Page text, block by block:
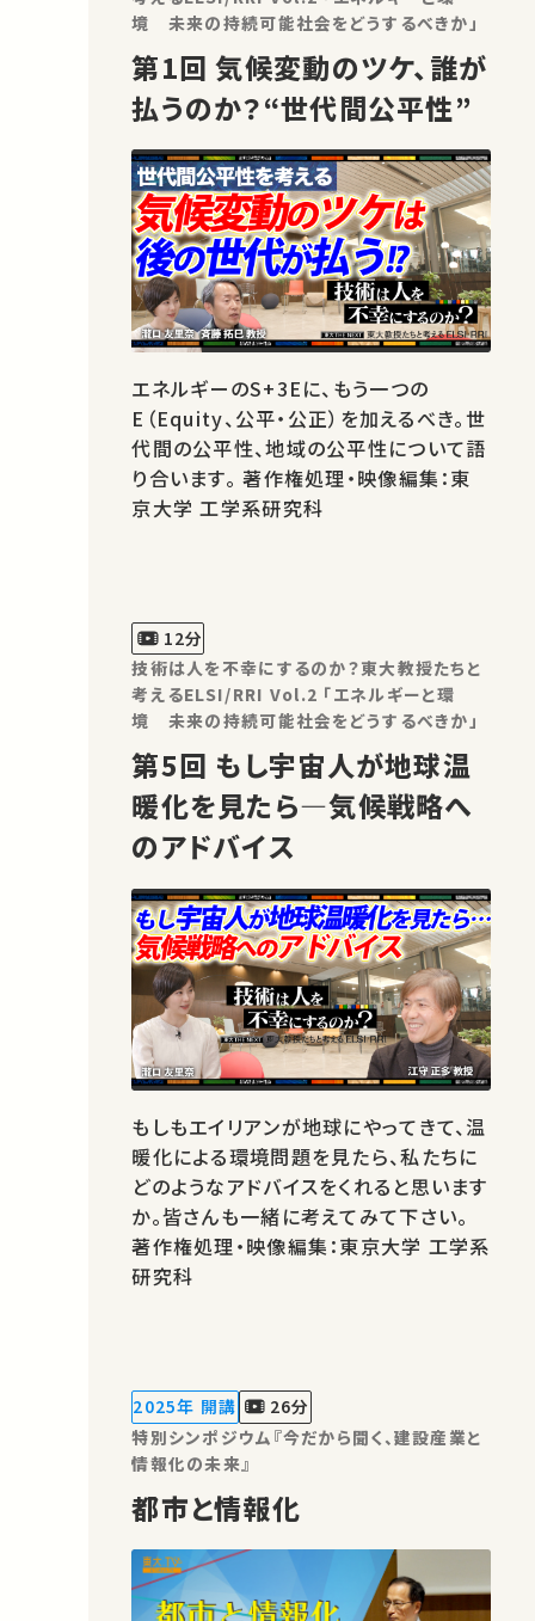
境 未来の持続可能社会をどうするべきか」
第1回 気候変動のツケ、誰が
払うのか？“世代間公平性”
エネルギーのS+3Eに、もう一つの
E（Equity、公平・公正）を加えるべき。世
代間の公平性、地域の公平性について語
り合います。 著作権処理・映像編集：東
京大学 工学系研究科
12分
技術は人を不幸にするのか？東大教授たちと
考えるELSI/RRI Vol.2 「エネルギーと環
境 未来の持続可能社会をどうするべきか」
第5回 もし宇宙人が地球温
暖化を見たら―気候戦略へ
のアドバイス
もしもエイリアンが地球にやってきて、温
暖化による環境問題を見たら、私たちに
どのようなアドバイスをくれると思います
か。皆さんも一緒に考えてみて下さい。
著作権処理・映像編集：東京大学 工学系
研究科
2025年 開講
26分
特別シンポジウム『今だから聞く、建設産業と
情報化の未来』
都市と情報化